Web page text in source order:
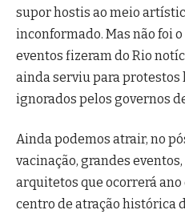
supor hostis ao meio
inconformado. Mas não foi
eventos fizeram do Rio
ainda serviu para protestos
ignorados pelos governos
Ainda podemos atrair, no
vacinação, grandes
arquitetos que ocorrerá ano
centro de atração histórica